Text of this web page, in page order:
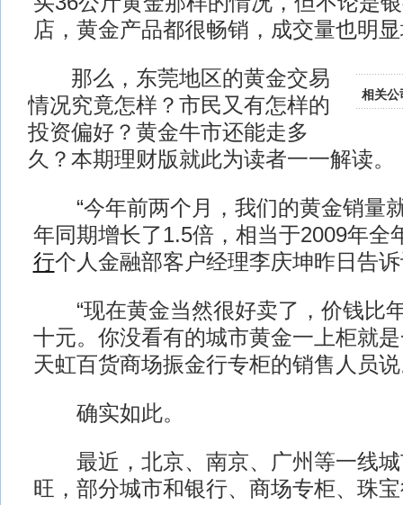
店，黄金产品都很畅销，成交量也明
相关公
那么，东莞地区的黄金交易
情况究竟怎样？市民又有怎样的
投资偏好？黄金牛市还能走多
久？本期理财版就此为读者一一解读。
“今年前两个月，我们的黄金销量
年同期增长了1.5倍，相当于2009年全
行个人金融部客户经理李庆坤昨日告
“现在黄金当然很好卖了，价钱比
十元。你没看有的城市黄金一上柜就
天虹百货商场振金行专柜的销售人员
确实如此。
最近，北京、南京、广州等一线城
旺，部分城市和银行、商场专柜、珠